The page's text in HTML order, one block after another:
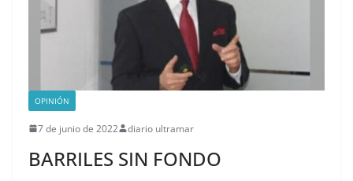
OPINIÓN
7 de junio de 2022 diario ultramar
BARRILES SIN FONDO